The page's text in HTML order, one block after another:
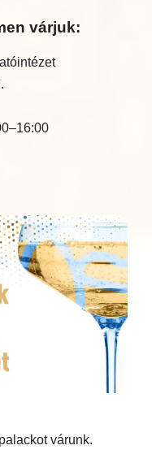
várjuk:
várunk.